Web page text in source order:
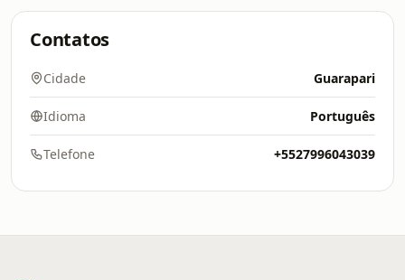
Contatos
Cidade Guarapari
Idioma Português
Telefone +5527996043039